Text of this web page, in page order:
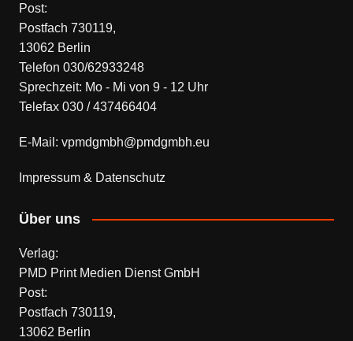
Post:
Postfach 730119,
13062 Berlin
Telefon 030/62933248
Sprechzeit: Mo - Mi von 9 - 12 Uhr
Telefax 030 / 437466404
E-Mail: vpmdgmbh@pmdgmbh.eu
Impressum & Datenschutz
Über uns
Verlag:
PMD Print Medien Dienst GmbH
Post:
Postfach 730119,
13062 Berlin